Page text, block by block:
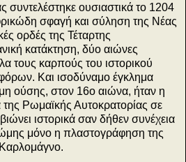
συντελέστηκε ουσιαστικά το 1204
σφαγή και σύληση της Νέας
ορδές της Τέταρτης
κατάκτηση, δύο αιώνες
τους καρπούς του ιστορικού
Και ισοδύναμο έγκλημα
ούσης, στον 16ο αιώνα, ήταν η
της Ρωμαϊκής Αυτοκρατορίας σε
ιστορικά σαν δήθεν συνέχεια
μόνο η πλαστογράφηση της